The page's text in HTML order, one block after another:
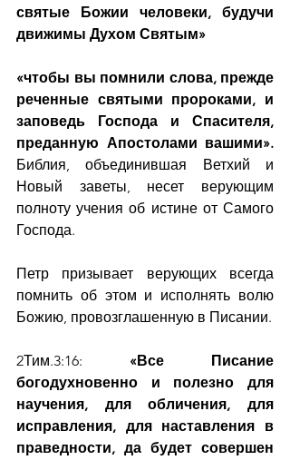
святые Божии человеки, будучи
движимы Духом Святым»
«чтобы вы помнили слова, прежде
реченные святыми пророками, и
заповедь Господа и Спасителя,
Библия, объединившая Ветхий и
Новый заветы, несет верующим
полноту учения об истине от Самого
Господа.
Петр призывает верующих всегда
помнить об этом и исполнять волю
Божию, провозглашенную в Писании.
2Тим.3:16: «Все Писание
богодухновенно и полезно для
научения, для обличения, для
исправления, для наставления в
праведности, да будет совершен